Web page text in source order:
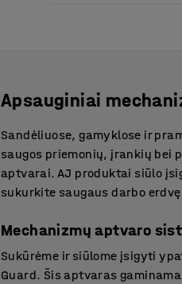
Apsauginiai
Sandėliuose, gamyklose ir
saugos priemonių, įrankių bei
aptvarai. AJ produktai siūlo
sukurkite saugaus darbo
Mechanizmų aptvaro
Sukūrėme ir siūlome įsigyti
Guard. Šis aptvaras